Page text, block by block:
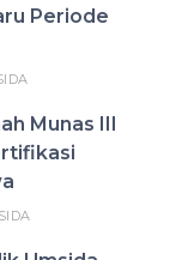
Periode
Munas III